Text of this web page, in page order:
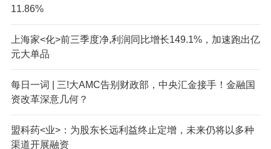
11.86%
上海家<化>前三季度净,利润同比增长149.1%，加速跑出亿
元大单品
每日一词 | 三!大AMC告别财政部，中央汇金接手！金融国
资改革深意几何？
盟科药<业>：为股东长远利益终止定增，未来仍将以多种
渠道开展融资